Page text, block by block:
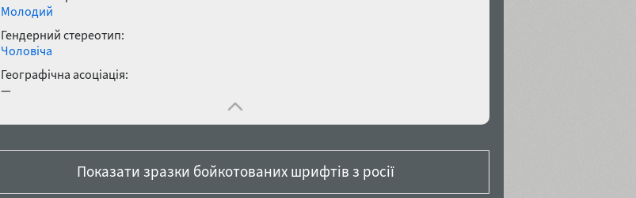
Молодий
Гендерний стереотип:
Чоловіча
Географічна асоціація:
—
Показати зразки бойкотованих шрифтів з росії